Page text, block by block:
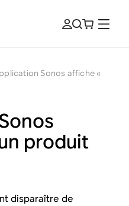
Sonos affiche «
produit
disparaître de